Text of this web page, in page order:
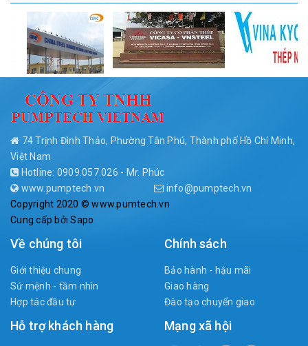
74 Trịnh Đình Thảo, Phường Tân Phú, Thành phố Hồ Chí Minh,
Việt Nam
Hotline: 0909.057.026 - Mr. Phúc
www.pumptech.vn
info@pumptech.vn
Copyright 2020 © www.pumtech.vn
Cung cấp bởiSapo
Về chúng tôi
Giới thiệu chung
Sứ mệnh - tầm nhìn
Hợp tác đầu tư
Chính sách
Bảo hành - hậu mãi
Giao hàng
Đào tạo chuyển giao
Hỗ trợ khách hàng Mạng xã hội